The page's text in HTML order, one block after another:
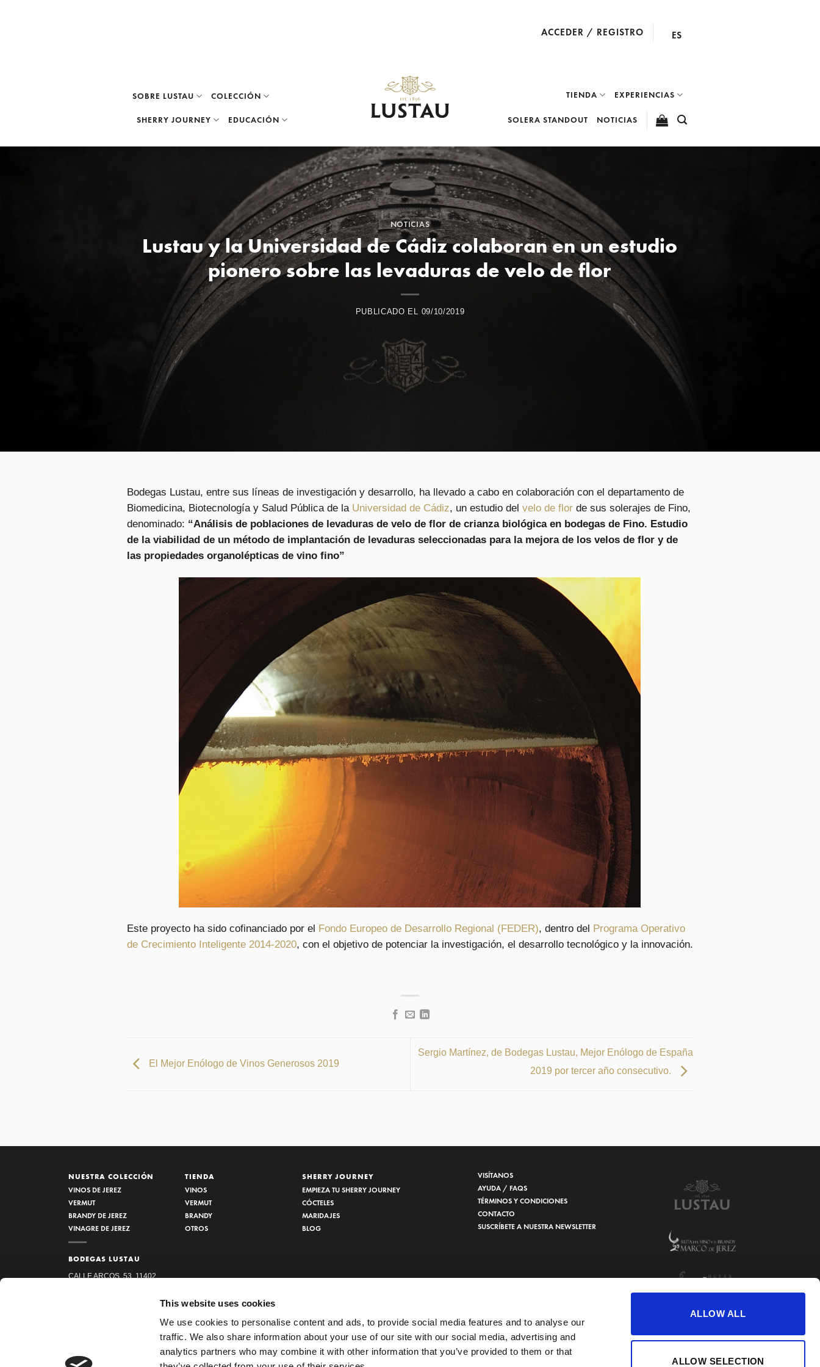
This website uses cookies
We use cookies to personalise content and ads, to provide social media features and to analyse our
traffic. We also share information about your use of our site with our social media, advertising and
analytics partners who may combine it with other information that you’ve provided to them or that
ALLOW ALL
ALLOW SELECTION
ACCEDER / REGISTRO ES
SOBRE LUSTAU COLECCIÓN
SHERRY JOURNEY EDUCACIÓN
TIENDA EXPERIENCIAS
SOLERA STANDOUT NOTICIAS
NOTICIAS
Lustau y la Universidad de Cádiz colaboran en un estudio
pionero sobre las levaduras de velo de flor
PUBLICADO EL 09/10/2019
Bodegas Lustau, entre sus líneas de investigación y desarrollo, ha llevado a cabo en colaboración con el departamento de
Biomedicina, Biotecnología y Salud Pública de la Universidad de Cádiz, un estudio del velo de florde sus solerajes de Fino,
denominado: “Análisis de poblaciones de levaduras de velo de flor de crianza biológica en bodegas de Fino. Estudio
de la viabilidad de un método de implantación de levaduras seleccionadas para la mejora de los velos de flor y de
las propiedades organolépticas de vino fino”
Este proyecto ha sido cofinanciado por el Fondo Europeo de Desarrollo Regional (FEDER), dentro del Programa Operativo
de Crecimiento Inteligente 2014-2020, con el objetivo de potenciar la investigación, el desarrollo tecnológico y la innovación.
El Mejor Enólogo de Vinos Generosos 2019
Sergio Martínez, de Bodegas Lustau, Mejor Enólogo de España
2019 por tercer año consecutivo.
NUESTRA COLECCIÓN
VINOS DE JEREZ
VERMUT
BRANDY DE JEREZ
VINAGRE DE JEREZ
BODEGAS LUSTAU
CALLE ARCOS, 53, 11402
TIENDA
VINOS
VERMUT
BRANDY
OTROS
SHERRY JOURNEY
EMPIEZA TU SHERRY JOURNEY
CÓCTELES
MARIDAJES
BLOG
VISÍTANOS
AYUDA / FAQS
TÉRMINOS Y CONDICIONES
CONTACTO
SUSCRÍBETE A NUESTRA NEWSLETTER